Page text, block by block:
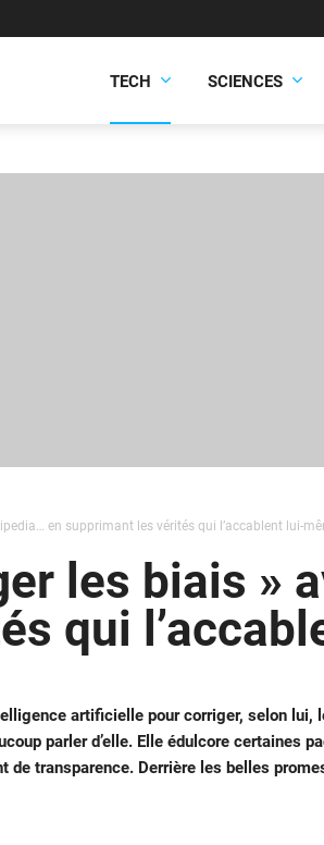
TECH SCIENCES
en supprimant les vérités qui l’accablent lui-
les biais »
qui
artificielle pour corriger, selon lui,
parler d’elle. Elle édulcore certaines
transparence. Derrière les belles